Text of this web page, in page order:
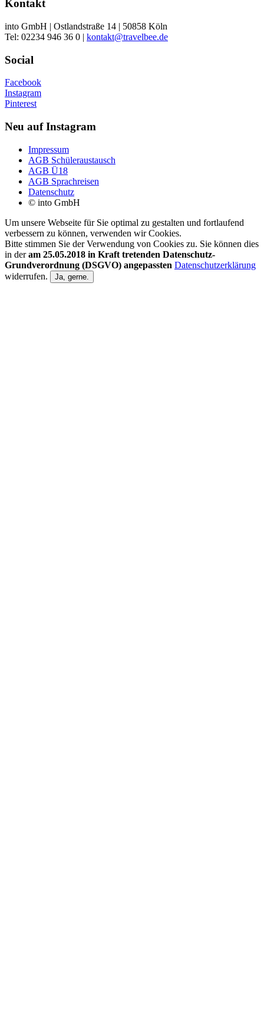
Kontakt
into GmbH | Ostlandstraße 14 | 50858 Köln
Tel: 02234 946 36 0 | kontakt@travelbee.de
Social
Facebook
Instagram
Pinterest
Neu auf Instagram
Impressum
AGB Schüleraustausch
AGB Ü18
AGB Sprachreisen
Datenschutz
© into GmbH
Um unsere Webseite für Sie optimal zu gestalten und fortlaufend
verbessern zu können, verwenden wir Cookies.
Bitte stimmen Sie der Verwendung von Cookies zu. Sie können dies
in deram 25.05.2018 in Kraft tretenden Datenschutz-
Grundverordnung (DSGVO) angepassten Datenschutzerklärung
widerrufen.
Ja, gerne.